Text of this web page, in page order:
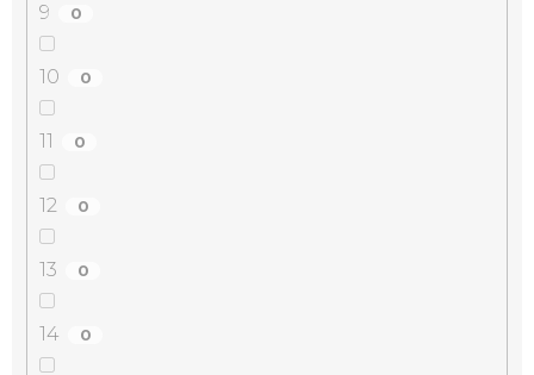
9 0
10 0
11 0
12 0
13 0
14 0